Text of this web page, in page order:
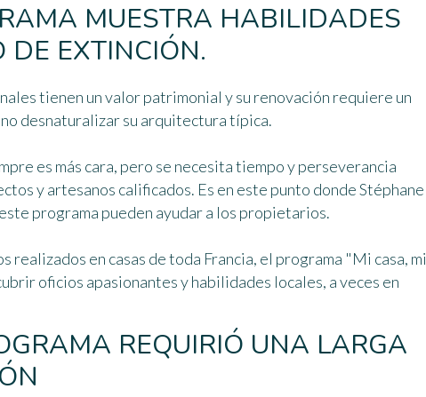
MUESTRA HABILIDADES
DE EXTINCIÓN.
tienen un valor patrimonial y su renovación requiere un
desnaturalizar su arquitectura típica.
es más cara, pero se necesita tiempo y perseverancia
y artesanos calificados. Es en este punto donde Stéphane
programa pueden ayudar a los propietarios.
realizados en casas de toda Francia, el programa "Mi casa, mi
oficios apasionantes y habilidades locales, a veces en
REQUIRIÓ UNA LARGA